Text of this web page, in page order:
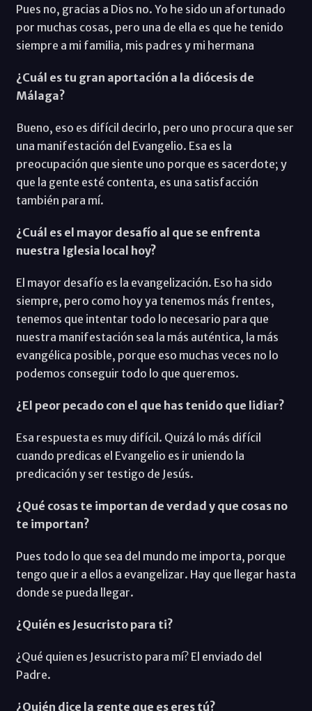
Pues no, gracias a Dios no. Yo he sido un afortunado
por muchas cosas, pero una de ella es que he tenido
siempre a mi familia, mis padres y mi hermana
¿Cuál es tu gran aportación a la diócesis de
Málaga?
Bueno, eso es difícil decirlo, pero uno procura que ser
una manifestación del Evangelio. Esa es la
preocupación que siente uno porque es sacerdote; y
que la gente esté contenta, es una satisfacción
también para mí.
¿Cuál es el mayor desafío al que se enfrenta
nuestra Iglesia local hoy?
El mayor desafío es la evangelización. Eso ha sido
siempre, pero como hoy ya tenemos más frentes,
tenemos que intentar todo lo necesario para que
nuestra manifestación sea la más auténtica, la más
evangélica posible, porque eso muchas veces no lo
podemos conseguir todo lo que queremos.
¿El peor pecado con el que has tenido que lidiar?
Esa respuesta es muy difícil. Quizá lo más difícil
cuando predicas el Evangelio es ir uniendo la
predicación y ser testigo de Jesús.
¿Qué cosas te importan de verdad y que cosas no
te importan?
Pues todo lo que sea del mundo me importa, porque
tengo que ir a ellos a evangelizar. Hay que llegar hasta
donde se pueda llegar.
¿Quién es Jesucristo para ti?
¿Qué quien es Jesucristo para mí? El enviado del
Padre.
¿Quién dice la gente que es eres tú?